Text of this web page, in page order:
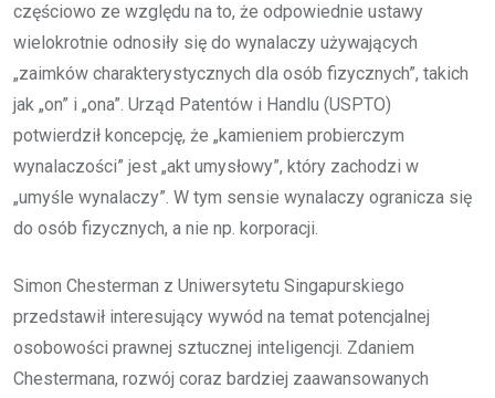
częściowo ze względu na to, że odpowiednie ustawy
wielokrotnie odnosiły się do wynalaczy używających
„zaimków charakterystycznych dla osób fizycznych”, takich
jak „on” i „ona”. Urząd Patentów i Handlu (USPTO)
potwierdził koncepcję, że „kamieniem probierczym
wynalaczości” jest „akt umysłowy”, który zachodzi w
„umyśle wynalaczy”. W tym sensie wynalaczy ogranicza się
do osób fizycznych, a nie np. korporacji.
Simon Chesterman z Uniwersytetu Singapurskiego
przedstawił interesujący wywód na temat potencjalnej
osobowości prawnej sztucznej inteligencji. Zdaniem
Chestermana, rozwój coraz bardziej zaawansowanych